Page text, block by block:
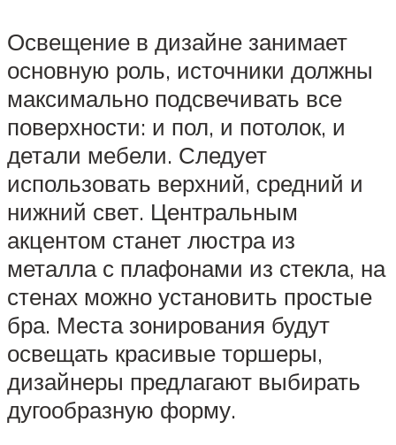
Освещение в дизайне занимает
основную роль, источники должны
максимально подсвечивать все
поверхности: и пол, и потолок, и
детали мебели. Следует
использовать верхний, средний и
нижний свет. Центральным
акцентом станет люстра из
металла с плафонами из стекла, на
стенах можно установить простые
бра. Места зонирования будут
освещать красивые торшеры,
дизайнеры предлагают выбирать
дугообразную форму.